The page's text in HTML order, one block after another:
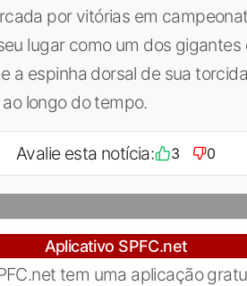
por vitórias em
lugar como um dos
a espinha dorsal de sua
longo do tempo.
Avalie esta notícia: 3 0
Aplicativo SPFC.net
tem uma aplicação